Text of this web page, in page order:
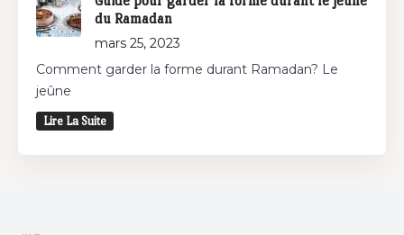
du Ramadan
mars 25, 2023
Comment garder la forme durant Ramadan? Le
jeûne
Lire La Suite